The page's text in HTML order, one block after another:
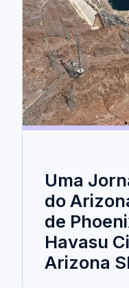
Uma
do
de
Havasu
Arizona